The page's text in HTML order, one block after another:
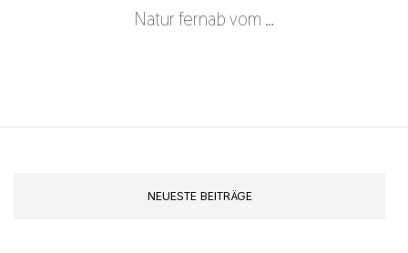
Natur fernab vom …
NEUESTE BEITRÄGE